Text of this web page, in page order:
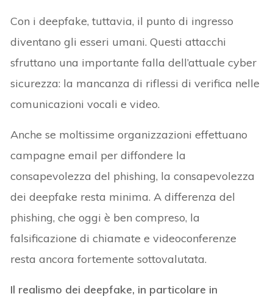
Con i deepfake, tuttavia, il punto di ingresso
diventano gli esseri umani. Questi attacchi
sfruttano una importante falla dell’attuale cyber
sicurezza: la mancanza di riflessi di verifica nelle
comunicazioni vocali e video.
Anche se moltissime organizzazioni effettuano
campagne email per diffondere la
consapevolezza del phishing, la consapevolezza
dei deepfake resta minima. A differenza del
phishing, che oggi è ben compreso, la
falsificazione di chiamate e videoconferenze
resta ancora fortemente sottovalutata.
Il realismo dei deepfake, in particolare in